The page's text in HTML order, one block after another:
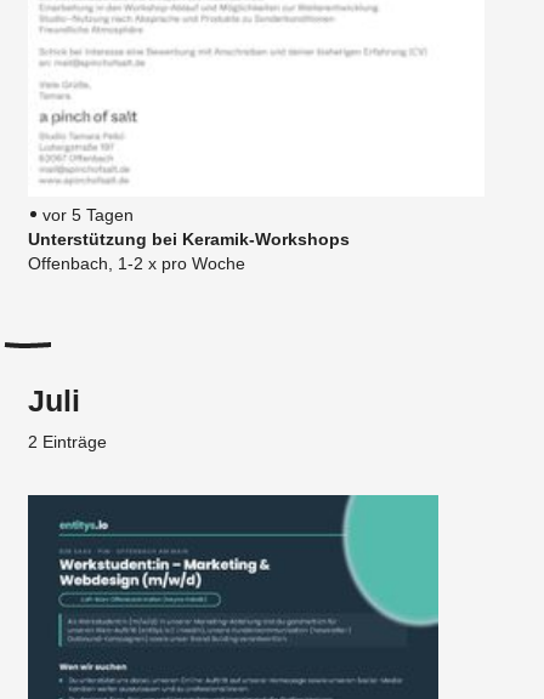
vor 5 Tagen
Unterstützung bei Keramik-Workshops
Offenbach, 1-2 x pro Woche
Juli
2 Einträge